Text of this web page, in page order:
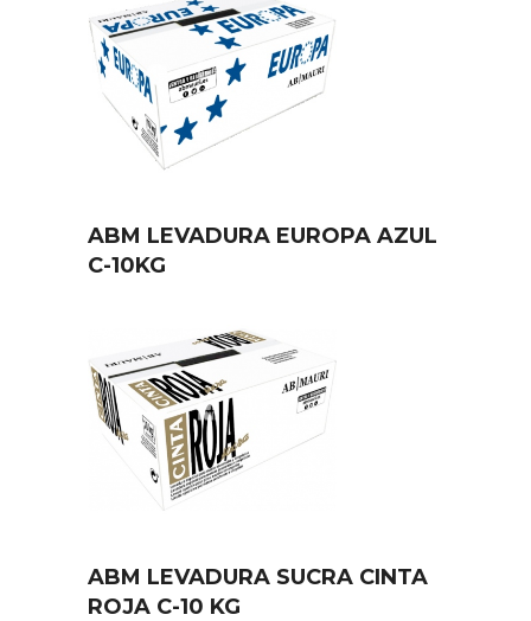
ABM LEVADURA EUROPA AZUL
C-10KG
ABM LEVADURA SUCRA CINTA
ROJA C-10 KG